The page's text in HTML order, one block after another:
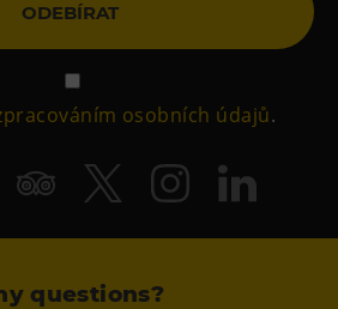
ODEBÍRAT
osobních údajů.
questions?